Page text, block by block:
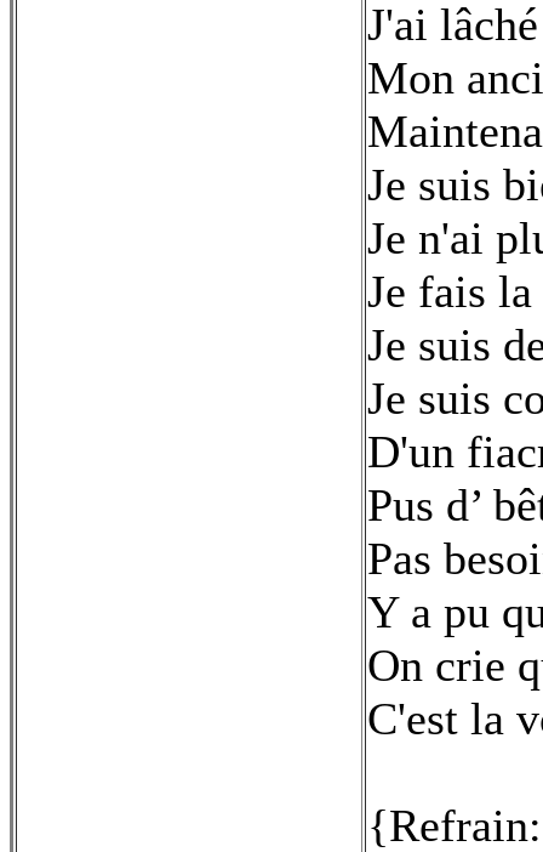
J'ai
Mon
Je suis
Je n'ai
Je fais
Je suis
Je suis
D'un
Pus d’
Pas
Y a pu
On crie
C'est la